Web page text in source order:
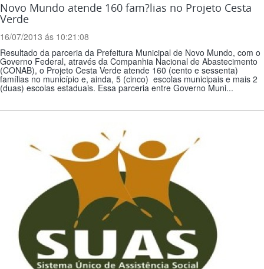
Novo Mundo atende 160 fam?­lias no Projeto Cesta
Verde
16/07/2013 ás 10:21:08
Resultado da parceria da Prefeitura Municipal de Novo Mundo, com o
Governo Federal, através da Companhia Nacional de Abastecimento
(CONAB), o Projeto Cesta Verde atende 160 (cento e sessenta)
famílias no município e, ainda, 5 (cinco) escolas municipais e mais 2
(duas) escolas estaduais. Essa parceria entre Governo Muni...